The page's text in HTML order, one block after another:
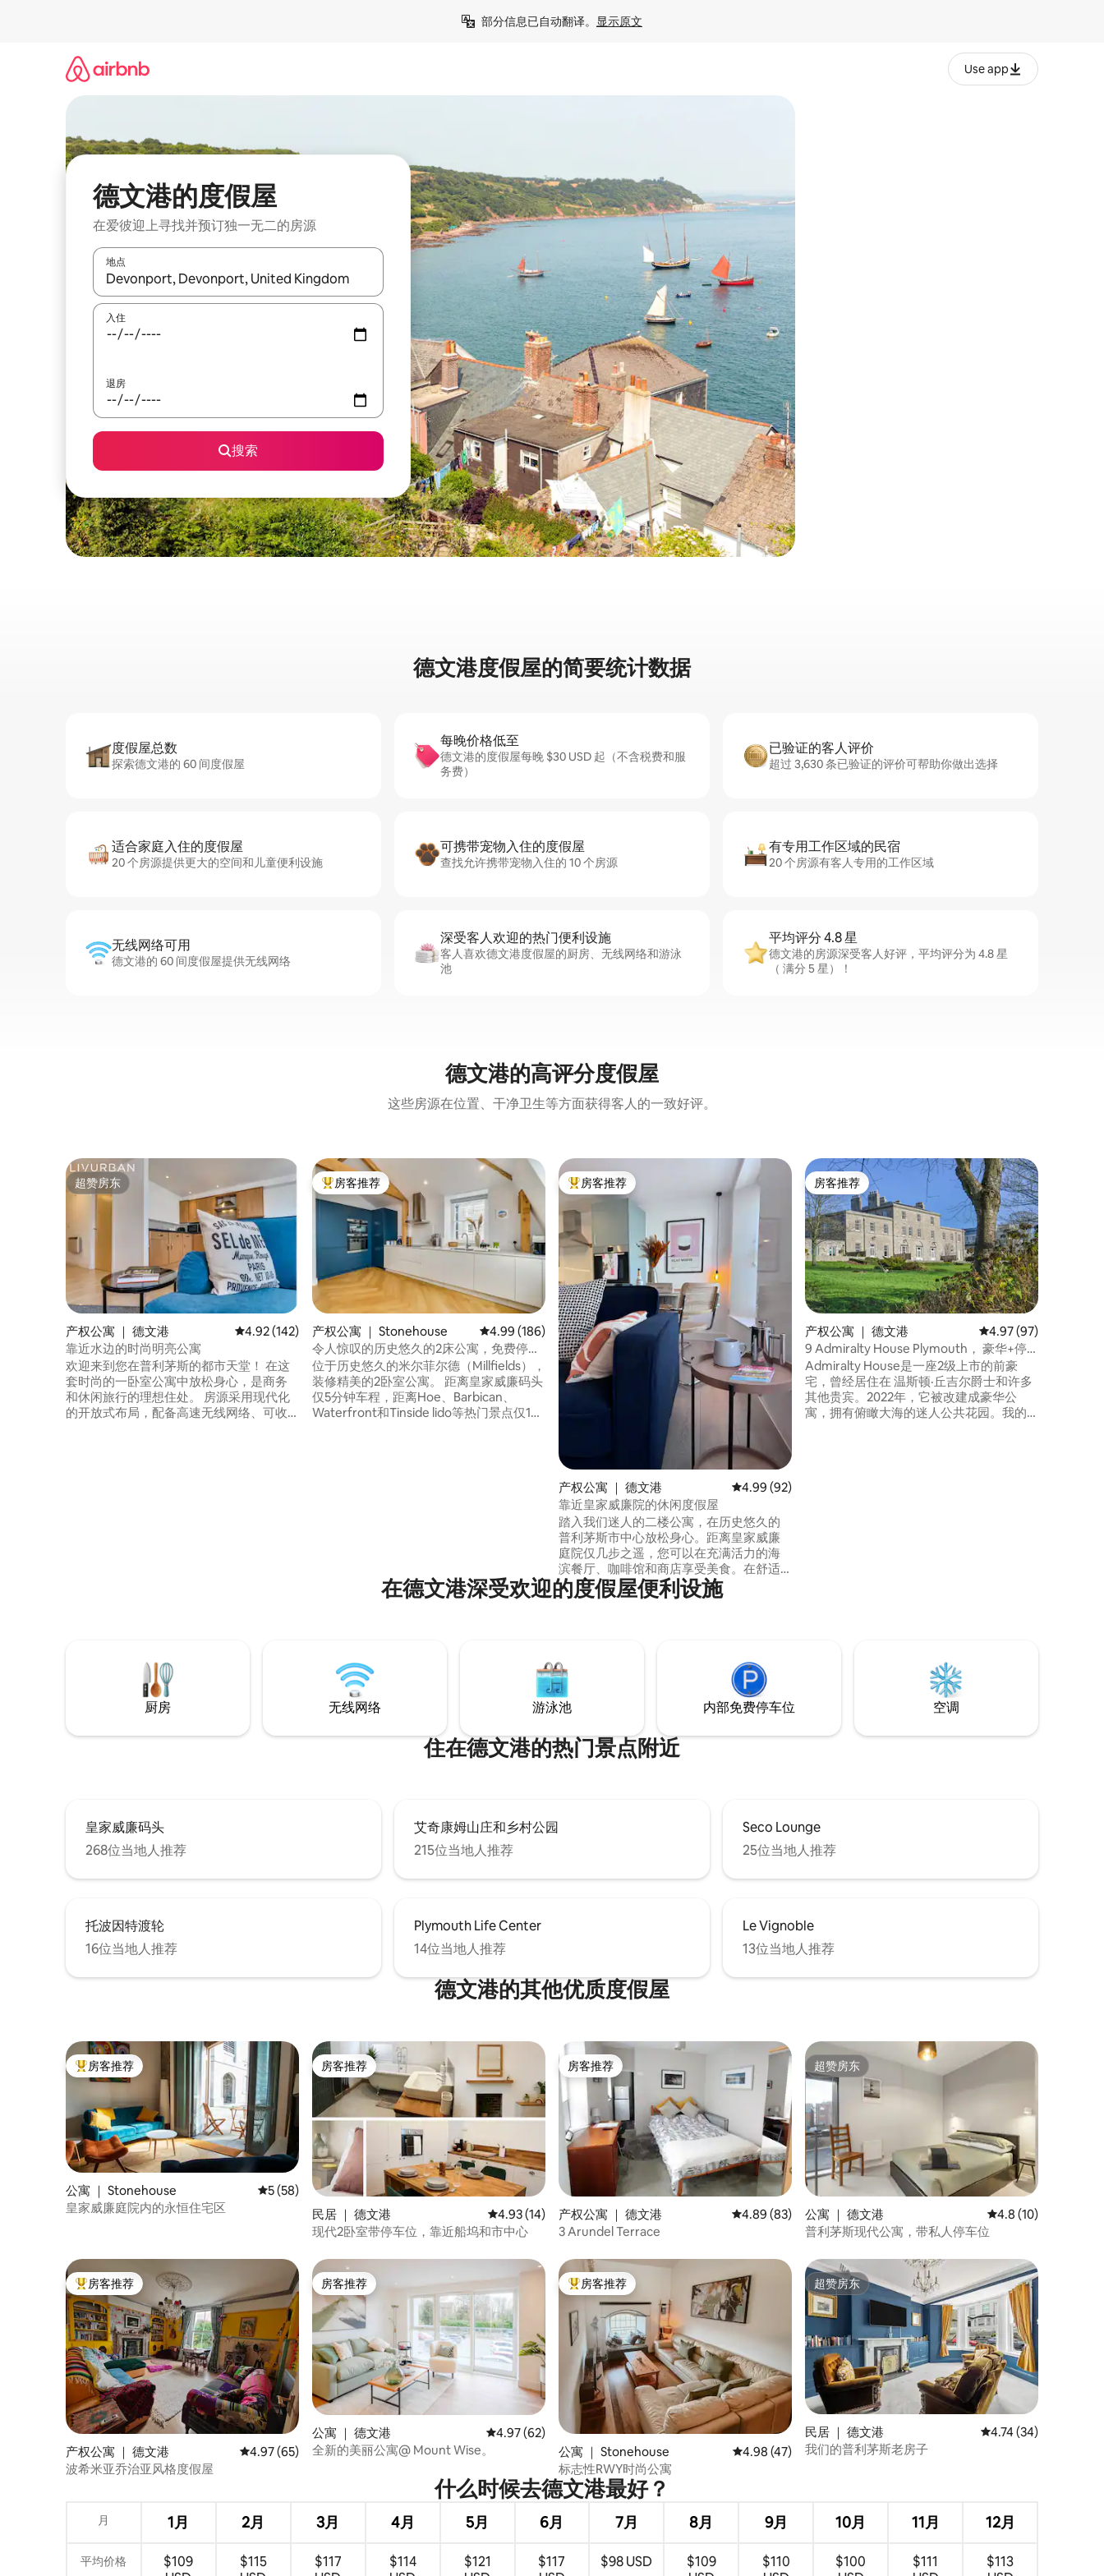
部分信息已自动翻译。 显示原文
Use app
德文港的度假屋
在爱彼迎上寻找并预订独一无二的房源
地点
如有搜索结果，请使用上下方向键查看，或通过点击或滑动手势浏览。
入住
退房
搜索
德文港度假屋的简要统计数据
度假屋总数
探索德文港的 60 间度假屋
每晚价格低至
德文港的度假屋每晚 $30 USD 起（不含税费和服
务费）
已验证的客人评价
超过 3,630 条已验证的评价可帮助你做出选择
适合家庭入住的度假屋
20 个房源提供更大的空间和儿童便利设施
可携带宠物入住的度假屋
查找允许携带宠物入住的 10 个房源
有专用工作区域的民宿
20 个房源有客人专用的工作区域
无线网络可用
德文港的 60 间度假屋提供无线网络
深受客人欢迎的热门便利设施
客人喜欢德文港度假屋的厨房、无线网络和游泳
池
平均评分 4.8 星
德文港的房源深受客人好评，平均评分为 4.8 星
（ 满分 5 星）！
德文港的高评分度假屋
这些房源在位置、干净卫生等方面获得客人的一致好评。
超赞房东
超赞房东
产权公寓 ｜ 德文港 平均评分 4.92 分（满分 5 分），共 142 条评价
4.92 (142)
靠近水边的时尚明亮公寓
欢迎来到您在普利茅斯的都市天堂！ 在这
套时尚的一卧室公寓中放松身心，是商务
和休闲旅行的理想住处。 房源采用现代化
的开放式布局，配备高速无线网络、可收
热门「房客推荐」
房客推荐
产权公寓 ｜ Stonehouse 平均评分 4.99 分（满分 5 分），共 186 条评价
4.99 (186)
令人惊叹的历史悠久的2床公寓，免费停
车，普利茅斯
位于历史悠久的米尔菲尔德（Millfields），
装修精美的2卧室公寓。 距离皇家威廉码头
仅5分钟车程，距离Hoe、Barbican、
Waterfront和Tinside lido等热门景点仅10
热门「房客推荐」
房客推荐
产权公寓 ｜ 德文港 平均评分 4.99 分（满分 5 分），共 92 条评价
4.99 (92)
靠近皇家威廉院的休闲度假屋
踏入我们迷人的二楼公寓，在历史悠久的
普利茅斯市中心放松身心。距离皇家威廉
庭院仅几步之遥，您可以在充满活力的海
滨餐厅、咖啡馆和商店享受美食。在舒适
的起居空间享用咖啡，开启新的一天，然
后在Hoe和Barbican探索普利茅斯丰富的历
海滨步道和附近的景点，是完美的城市度
假胜地（无电梯）。
房客推荐
房客推荐
产权公寓 ｜ 德文港 平均评分 4.97 分（满
4.97 (97)
9 Admiralty House Plymouth， 豪华+停
车场
Admiralty House是一座2级上市的前豪
宅，曾经居住在 温斯顿·丘吉尔爵士和许多
其他贵宾。2022年，它被改建成豪华公
寓，拥有俯瞰大海的迷人公共花园。我的
在德文港深受欢迎的度假屋便利设施
厨房 无线网络 游泳池 内部免费停车位 空调
住在德文港的热门景点附近
皇家威廉码头
268位当地人推荐
艾奇康姆山庄和乡村公园
215位当地人推荐
Seco Lounge
25位当地人推荐
托波因特渡轮
16位当地人推荐
Plymouth Life Center
14位当地人推荐
Le Vignoble
13位当地人推荐
德文港的其他优质度假屋
热门「房客推荐」
房客推荐
公寓 ｜ Stonehouse 平均评分 5 分（满分 5 分），共 58 条评价
5 (58)
皇家威廉庭院内的永恒住宅区
房客推荐
房客推荐
民居 ｜ 德文港 平均评分 4.93 分（满分 5 分），共 14 条评价
4.93 (14)
现代2卧室带停车位，靠近船坞和市中心
房客推荐
房客推荐
产权公寓 ｜ 德文港 平均评分 4.89 分（满分 5 分），共 83 条评价
4.89 (83)
3 Arundel Terrace
超赞房东
超赞房东
公寓 ｜ 德文港 平均评分 4.8 分（满
4.8 (10)
普利茅斯现代公寓，带私人停车位
热门「房客推荐」
房客推荐
产权公寓 ｜ 德文港 平均评分 4.97 分（满分 5 分），共 65 条评价
4.97 (65)
波希米亚乔治亚风格度假屋
房客推荐
房客推荐
公寓 ｜ 德文港 平均评分 4.97 分（满分 5 分），共 62 条评价
4.97 (62)
全新的美丽公寓@ Mount Wise。
热门「房客推荐」
房客推荐
公寓 ｜ Stonehouse 平均评分 4.98 分（满分 5 分），共 47 条评价
4.98 (47)
标志性RWY时尚公寓
超赞房东
超赞房东
民居 ｜ 德文港 平均评分 4.74 分（满
4.74 (34)
我们的普利茅斯老房子
什么时候去德文港最好？
月 1月 2月 3月 4月 5月 6月 7月 8月 9月 10月 11月 12月
平均价格
$109
$115
$117
$114
$121
$117
$98 USD
$109
$110
$100
$111
$113